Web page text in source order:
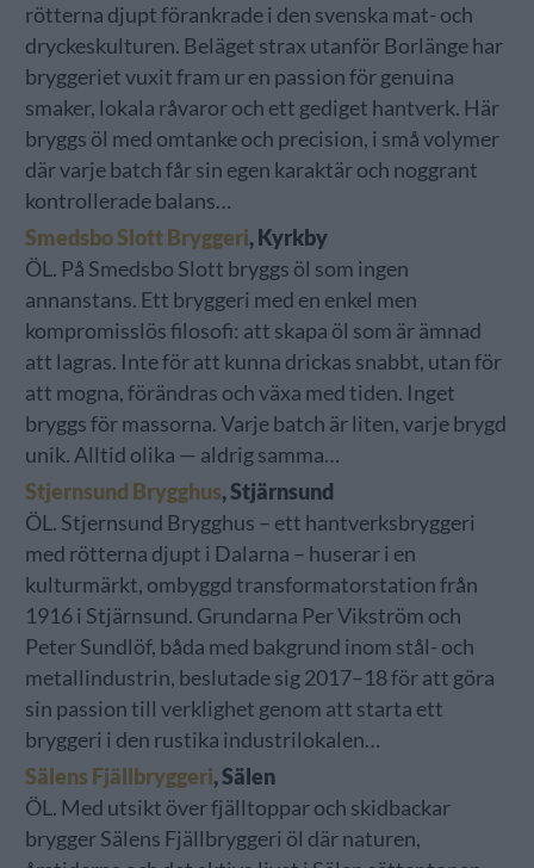
rötterna djupt förankrade i den svenska mat- och
dryckeskulturen. Beläget strax utanför Borlänge har
bryggeriet vuxit fram ur en passion för genuina
smaker, lokala råvaror och ett gediget hantverk. Här
bryggs öl med omtanke och precision, i små volymer
där varje batch får sin egen karaktär och noggrant
kontrollerade balans…
Smedsbo Slott Bryggeri, Kyrkby
ÖL. På Smedsbo Slott bryggs öl som ingen
annanstans. Ett bryggeri med en enkel men
kompromisslös filosofi: att skapa öl som är ämnad
att lagras. Inte för att kunna drickas snabbt, utan för
att mogna, förändras och växa med tiden. Inget
bryggs för massorna. Varje batch är liten, varje brygd
unik. Alltid olika — aldrig samma…
Stjernsund Brygghus, Stjärnsund
ÖL. Stjernsund Brygghus – ett hantverksbryggeri
med rötterna djupt i Dalarna – huserar i en
kulturmärkt, ombyggd transformatorstation från
1916 i Stjärnsund. Grundarna Per Vikström och
Peter Sundlöf, båda med bakgrund inom stål- och
metallindustrin, beslutade sig 2017–18 för att göra
sin passion till verklighet genom att starta ett
bryggeri i den rustika industrilokalen…
Sälens Fjällbryggeri, Sälen
ÖL. Med utsikt över fjälltoppar och skidbackar
brygger Sälens Fjällbryggeri öl där naturen,